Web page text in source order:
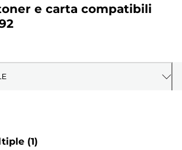
e carta compatibili
(1)